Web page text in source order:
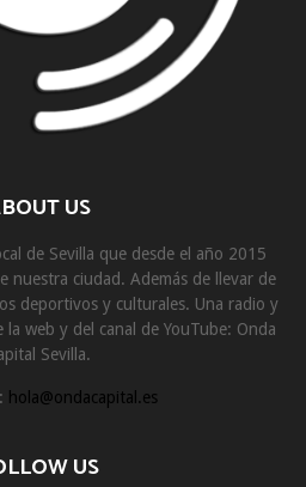
US
de Sevilla que desde el año 2015
nuestra ciudad. Además de llevar de
deportivos y culturales. Una radio y
web y del canal de YouTube: Onda
Sevilla.
hola@ondacapital.es
US